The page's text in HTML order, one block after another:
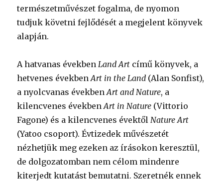
természetművészet fogalma, de nyomon
tudjuk követni fejlődését a megjelent könyvek
alapján.
A hatvanas évekbenLand Art című könyvek, a
hetvenes évekbenArt in the Land (Alan Sonfist),
a nyolcvanas évekbenArt and Nature, a
kilencvenes évekbenArt in Nature (Vittorio
Fagone) és a kilencvenes évektőlNature Art
(Yatoo csoport). Évtizedek művészetét
nézhetjük meg ezeken az írásokon keresztül,
de dolgozatomban nem célom mindenre
kiterjedt kutatást bemutatni. Szeretnék ennek